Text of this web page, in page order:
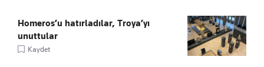
Homeros’u hatırladılar, Troya’yı
unuttular
Kaydet